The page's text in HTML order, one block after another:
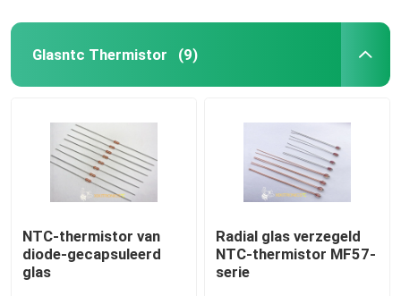
Glasntc Thermistor (9)
NTC-thermistor van
diode-gecapsuleerd
glas
Radial glas verzegeld
NTC-thermistor MF57-
serie